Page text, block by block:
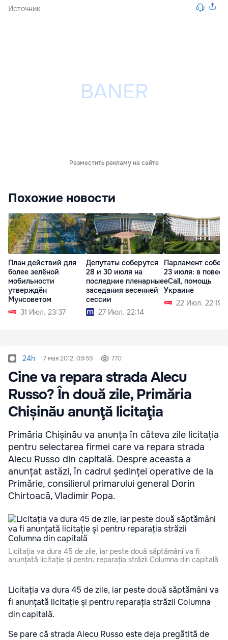
Источник
Разместить рекламу на сайте
Похожие новости
План действий для
более зелёной
мобильности
утверждён
Мунсоветом
31 Июл. 23:37
Депутаты соберутся
28 и 30 июля на
последние пленарные
заседания весенней
сессии
27 Июл. 22:14
Парламент
23 июля: в
eCall, помощь
Украине
22 Июл. 22:19
24h 7 мая 2012, 09:59 770
Cine va repara strada Alecu
Russo? În două zile, Primăria
Chișinău anunţă licitaţia
Primăria Chișinău va anunța în câteva zile licitația
pentru selectarea firmei care va repara strada
Alecu Russo din capitală. Despre aceasta a
anunțat astăzi, în cadrul ședinței operative de la
Primărie, consilierul primarului general Dorin
Chirtoacă, Vladimir Popa.
Licitația va dura 45 de zile, iar peste două săptămâni va fi
anunțată licitație și pentru reparația străzii Columna din capitală
Licitația va dura 45 de zile, iar peste două săptămâni va
fi anunțată licitație și pentru reparația străzii Columna
din capitală.
Se pare că strada Alecu Russo este deja pregătită de